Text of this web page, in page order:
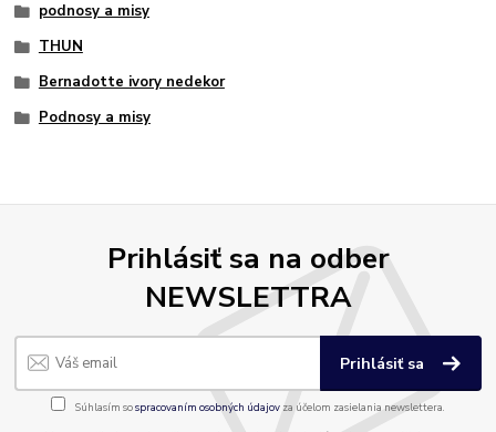
podnosy a misy
THUN
Bernadotte ivory nedekor
Podnosy a misy
Prihlásiť sa na odber
NEWSLETTRA
Prihlásiť sa
Súhlasím sospracovaním osobných údajov za účelom zasielania newslettera.